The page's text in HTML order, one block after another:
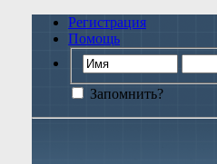
Регистрация
Помощь
Запомнить?